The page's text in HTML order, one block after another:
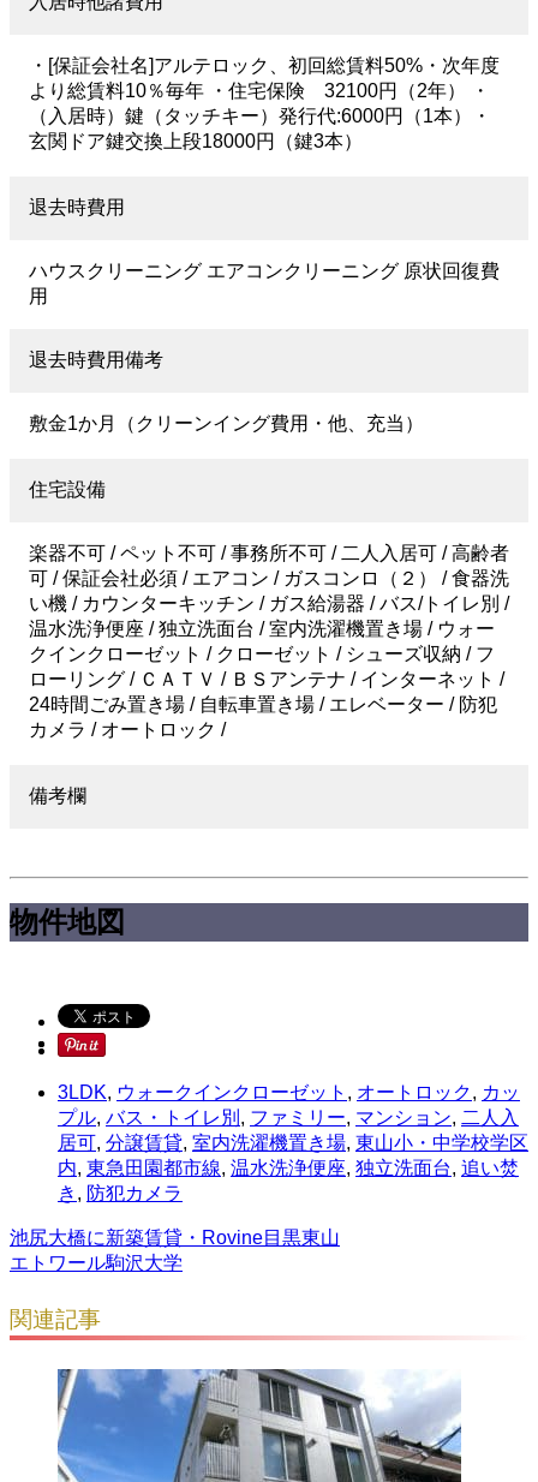
・[保証会社名]アルテロック、初回総賃料50%・次年度
より総賃料10％毎年 ・住宅保険 32100円（2年） ・
（入居時）鍵（タッチキー）発行代:6000円（1本）・
玄関ドア鍵交換上段18000円（鍵3本）
退去時費用
ハウスクリーニング エアコンクリーニング 原状回復費
用
退去時費用備考
敷金1か月（クリーンイング費用・他、充当）
住宅設備
楽器不可 / ペット不可 / 事務所不可 / 二人入居可 / 高齢者
可 / 保証会社必須 / エアコン / ガスコンロ（２） / 食器洗
い機 / カウンターキッチン / ガス給湯器 / バス/トイレ別 /
温水洗浄便座 / 独立洗面台 / 室内洗濯機置き場 / ウォー
クインクローゼット / クローゼット / シューズ収納 / フ
ローリング / ＣＡＴＶ / ＢＳアンテナ / インターネット /
24時間ごみ置き場 / 自転車置き場 / エレベーター / 防犯
カメラ / オートロック /
備考欄
物件地図
3LDK, ウォークインクローゼット , オートロック, カッ
プル, バス・トイレ別 , ファミリー, マンション, 二人入
居可, 分譲賃貸, 室内洗濯機置き場, 東山小・中学校学区
内, 東急田園都市線, 温水洗浄便座, 独立洗面台, 追い焚
き , 防犯カメラ
池尻大橋に新築賃貸・Rovine目黒東山
エトワール駒沢大学
関連記事